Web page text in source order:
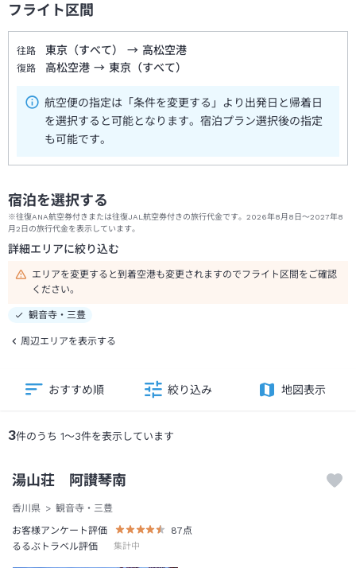
フライト区間
往路 東京（すべて） → 高松空港
復路 高松空港 → 東京（すべて）
航空便の指定は「条件を変更する」より出発日と帰着日
を選択すると可能となります。宿泊プラン選択後の指定
も可能です。
宿泊を選択する
※往復ANA航空券付きまたは往復JAL航空券付きの旅行代金です。2026年8月8日～2027年8
月2日の旅行代金を表示しています。
詳細エリアに絞り込む
エリアを変更すると到着空港も変更されますのでフライト区間をご確認
ください。
観音寺・三豊
周辺エリアを表示する
3件のうち 1～3件を表示しています
おすすめ順 絞り込み 地図表示
湯山荘 阿讃琴南
香川県
観音寺・三豊
お客様アンケート評価
87 点
るるぶトラベル評価
集計中